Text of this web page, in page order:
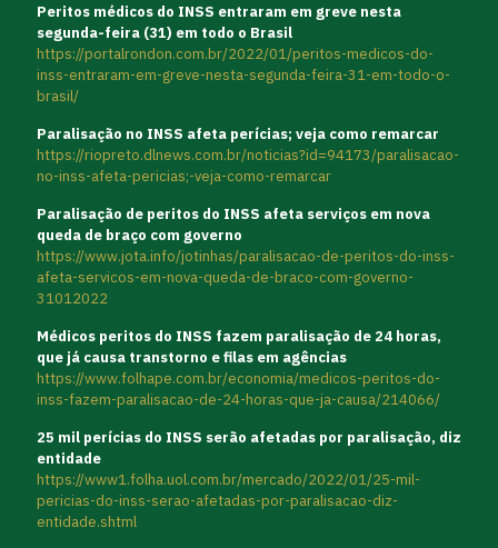
Peritos médicos do INSS entraram em greve nesta
segunda-feira (31) em todo o Brasil
https://portalrondon.com.br/2022/01/peritos-medicos-do-
inss-entraram-em-greve-nesta-segunda-feira-31-em-todo-o-
brasil/
Paralisação no INSS afeta perícias; veja como remarcar
https://riopreto.dlnews.com.br/noticias?id=94173/paralisacao-
no-inss-afeta-pericias;-veja-como-remarcar
Paralisação de peritos do INSS afeta serviços em nova
queda de braço com governo
https://www.jota.info/jotinhas/paralisacao-de-peritos-do-inss-
afeta-servicos-em-nova-queda-de-braco-com-governo-
31012022
Médicos peritos do INSS fazem paralisação de 24 horas,
que já causa transtorno e filas em agências
https://www.folhape.com.br/economia/medicos-peritos-do-
inss-fazem-paralisacao-de-24-horas-que-ja-causa/214066/
25 mil perícias do INSS serão afetadas por paralisação, diz
entidade
https://www1.folha.uol.com.br/mercado/2022/01/25-mil-
pericias-do-inss-serao-afetadas-por-paralisacao-diz-
entidade.shtml